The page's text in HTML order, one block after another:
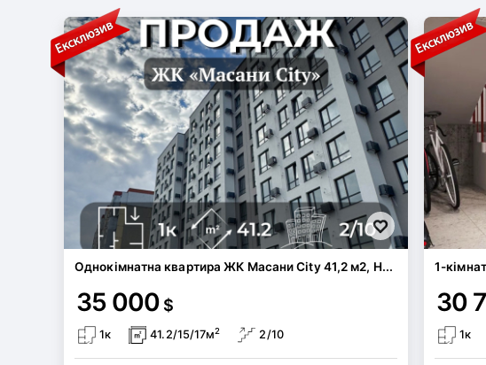
Однокімнатна квартира ЖК Масани City 41,2 м2, Н...
35 000 $
1к 41.2/15/17м2 2/10
1-
30
1к